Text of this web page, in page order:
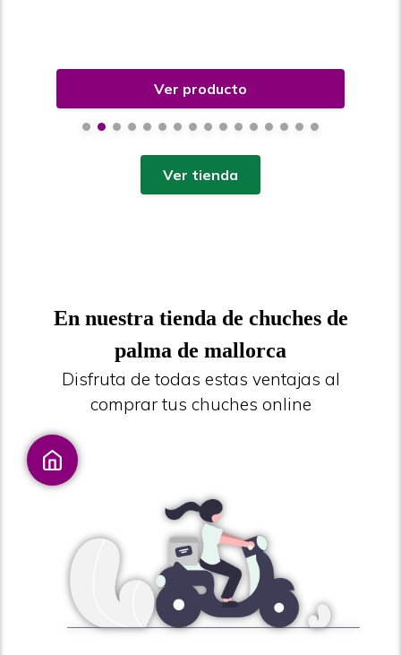
Ver producto
Ver tienda
En nuestra tienda de chuches de
palma de mallorca
Disfruta de todas estas ventajas al
comprar tus chuches online